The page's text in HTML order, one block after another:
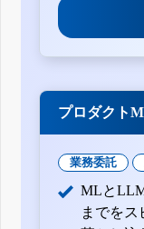
プロダクト
業務委託
MLと
までをス